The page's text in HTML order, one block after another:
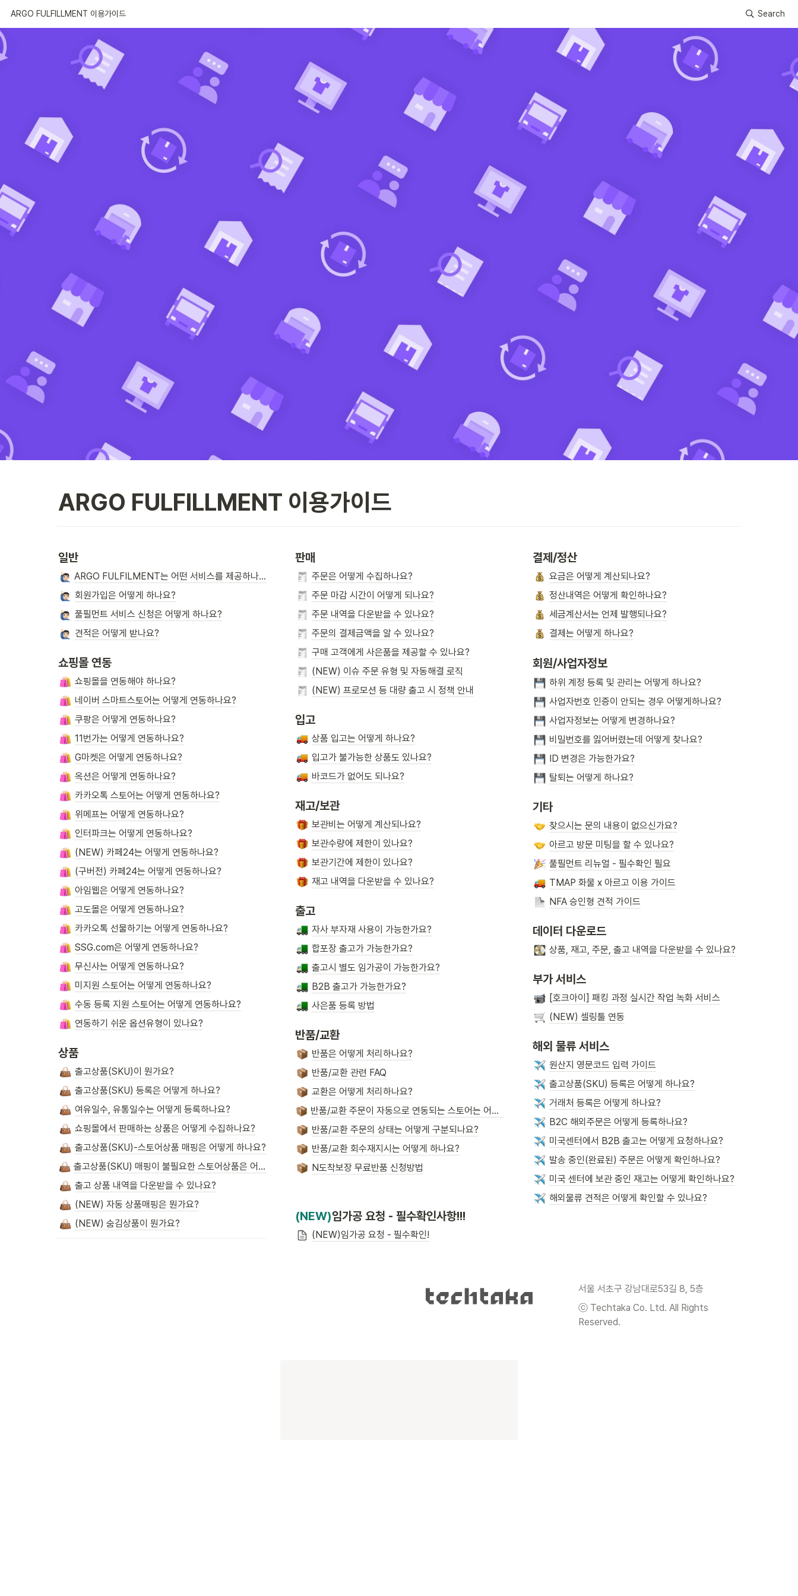
ARGO FULFILLMENT 이용가이드 Search
ARGO FULFILLMENT 이용가이드
일반
ARGO FULFILMENT는 어떤 서비스를 제공하나요?
회원가입은 어떻게 하나요?
풀필먼트 서비스 신청은 어떻게 하나요?
견적은 어떻게 받나요?
쇼핑몰 연동
쇼핑몰을 연동해야 하나요?
네이버 스마트스토어는 어떻게 연동하나요?
쿠팡은 어떻게 연동하나요?
11번가는 어떻게 연동하나요?
G마켓은 어떻게 연동하나요?
옥션은 어떻게 연동하나요?
카카오톡 스토어는 어떻게 연동하나요?
위메프는 어떻게 연동하나요?
인터파크는 어떻게 연동하나요?
(NEW) 카페24는 어떻게 연동하나요?
(구버전) 카페24는 어떻게 연동하나요?
아임웹은 어떻게 연동하나요?
고도몰은 어떻게 연동하나요?
카카오톡 선물하기는 어떻게 연동하나요?
SSG.com은 어떻게 연동하나요?
무신사는 어떻게 연동하나요?
미지원 스토어는 어떻게 연동하나요?
수동 등록 지원 스토어는 어떻게 연동하나요?
연동하기 쉬운 옵션유형이 있나요?
상품
출고상품(SKU)이 뭔가요?
출고상품(SKU) 등록은 어떻게 하나요?
여유일수, 유통일수는 어떻게 등록하나요?
쇼핑몰에서 판매하는 상품은 어떻게 수집하나요?
출고상품(SKU)-스토어상품 매핑은 어떻게 하나요?
출고상품(SKU) 매핑이 불필요한 스토어상품은 어떻게 하나요?
출고 상품 내역을 다운받을 수 있나요?
(NEW) 자동 상품매핑은 뭔가요?
(NEW) 숨김상품이 뭔가요?
판매
주문은 어떻게 수집하나요?
주문 마감 시간이 어떻게 되나요?
주문 내역을 다운받을 수 있나요?
주문의 결제금액을 알 수 있나요?
구매 고객에게 사은품을 제공할 수 있나요?
(NEW) 이슈 주문 유형 및 자동해결 로직
(NEW) 프로모션 등 대량 출고 시 정책 안내
입고
상품 입고는 어떻게 하나요?
입고가 불가능한 상품도 있나요?
바코드가 없어도 되나요?
재고/보관
보관비는 어떻게 계산되나요?
보관수량에 제한이 있나요?
보관기간에 제한이 있나요?
재고 내역을 다운받을 수 있나요?
출고
자사 부자재 사용이 가능한가요?
합포장 출고가 가능한가요?
출고시 별도 임가공이 가능한가요?
B2B 출고가 가능한가요?
사은품 등록 방법
반품/교환
반품은 어떻게 처리하나요?
반품/교환 관련 FAQ
교환은 어떻게 처리하나요?
반품/교환 주문이 자동으로 연동되는 스토어는 어디인가요?
반품/교환 주문의 상태는 어떻게 구분되나요?
반품/교환 회수재지시는 어떻게 하나요?
N도착보장 무료반품 신청방법
(NEW)임가공 요청 - 필수확인사항!!!
(NEW)임가공 요청 - 필수확인!
결제/정산
요금은 어떻게 계산되나요?
정산내역은 어떻게 확인하나요?
세금계산서는 언제 발행되나요?
결제는 어떻게 하나요?
회원/사업자정보
하위 계정 등록 및 관리는 어떻게 하나요?
사업자번호 인증이 안되는 경우 어떻게하나요?
사업자정보는 어떻게 변경하나요?
비밀번호를 잃어버렸는데 어떻게 찾나요?
ID 변경은 가능한가요?
탈퇴는 어떻게 하나요?
기타
찾으시는 문의 내용이 없으신가요?
아르고 방문 미팅을 할 수 있나요?
풀필먼트 리뉴얼 - 필수확인 필요
TMAP 화물 x 아르고 이용 가이드
NFA 승인형 견적 가이드
데이터 다운로드
상품, 재고, 주문, 출고 내역을 다운받을 수 있나요?
부가 서비스
[호크아이] 패킹 과정 실시간 작업 녹화 서비스
(NEW) 셀링툴 연동
해외 물류 서비스
원산지 영문코드 입력 가이드
출고상품(SKU) 등록은 어떻게 하나요?
거래처 등록은 어떻게 하나요?
B2C 해외주문은 어떻게 등록하나요?
미국센터에서 B2B 출고는 어떻게 요청하나요?
발송 중인(완료된) 주문은 어떻게 확인하나요?
미국 센터에 보관 중인 재고는 어떻게 확인하나요?
해외물류 견적은 어떻게 확인할 수 있나요?
서울 서초구 강남대로53길 8, 5층
ⓒ Techtaka Co. Ltd. All Rights
Reserved.